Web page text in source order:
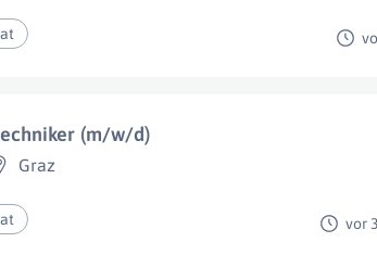
(m/w/d)
Graz
vor